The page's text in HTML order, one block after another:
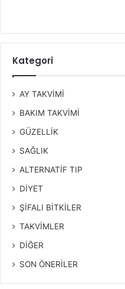
Kategori
AY TAKVİMİ
BAKIM TAKVİMİ
GÜZELLİK
SAĞLIK
ALTERNATİF TIP
DİYET
ŞİFALI BİTKİLER
TAKVİMLER
DİĞER
SON ÖNERİLER